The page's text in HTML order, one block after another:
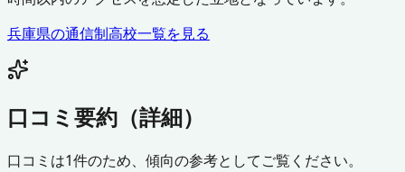
兵庫県の通信制高校一覧を見る
口コミ要約（詳細）
口コミは1件のため、傾向の参考としてご覧ください。